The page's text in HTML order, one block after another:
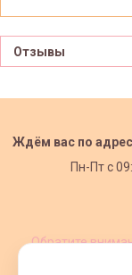
Отзывы
Ждём вас по
Пн-Пт с
Обратите